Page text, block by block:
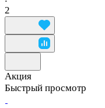
2
Акция
Быстрый просмотр